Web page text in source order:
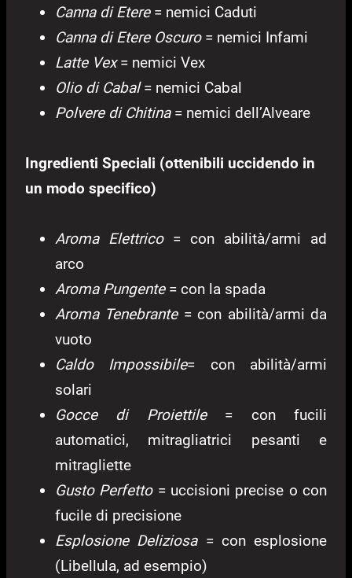
Canna di Etere= nemici Caduti
Canna di Etere Oscuro= nemici Infami
Latte Vex= nemici Vex
Olio di Cabal= nemici Cabal
Polvere di Chitina= nemici dell’Alveare
Ingredienti Speciali (ottenibili uccidendo in
un modo specifico)
Aroma Elettrico= con abilità/armi ad
arco
Aroma Pungente= con la spada
Aroma Tenebrante= con abilità/armi da
vuoto
Caldo Impossibile= con abilità/armi
solari
Gocce di Proiettile= con fucili
automatici, mitragliatrici pesanti e
mitragliette
Gusto Perfetto= uccisioni precise o con
fucile di precisione
Esplosione Deliziosa= con esplosione
(Libellula, ad esempio)